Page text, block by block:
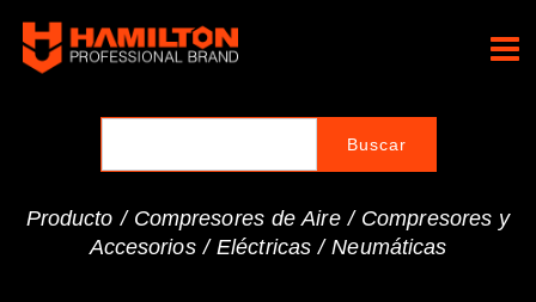
contenido
Producto / Compresores de Aire/ Compresores y
Accesorios/ Eléctricas /Neumáticas